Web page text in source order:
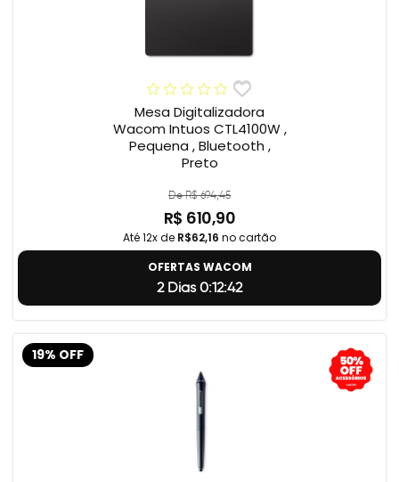
Mesa Digitalizadora
Wacom Intuos CTL4100W ,
Pequena , Bluetooth ,
Preto
De R$ 694,45
R$ 610,90
Até 12x de R$62,16 no cartão
OFERTAS WACOM
2 Dias 0:12:41
19% OFF